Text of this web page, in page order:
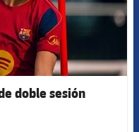
doble sesión